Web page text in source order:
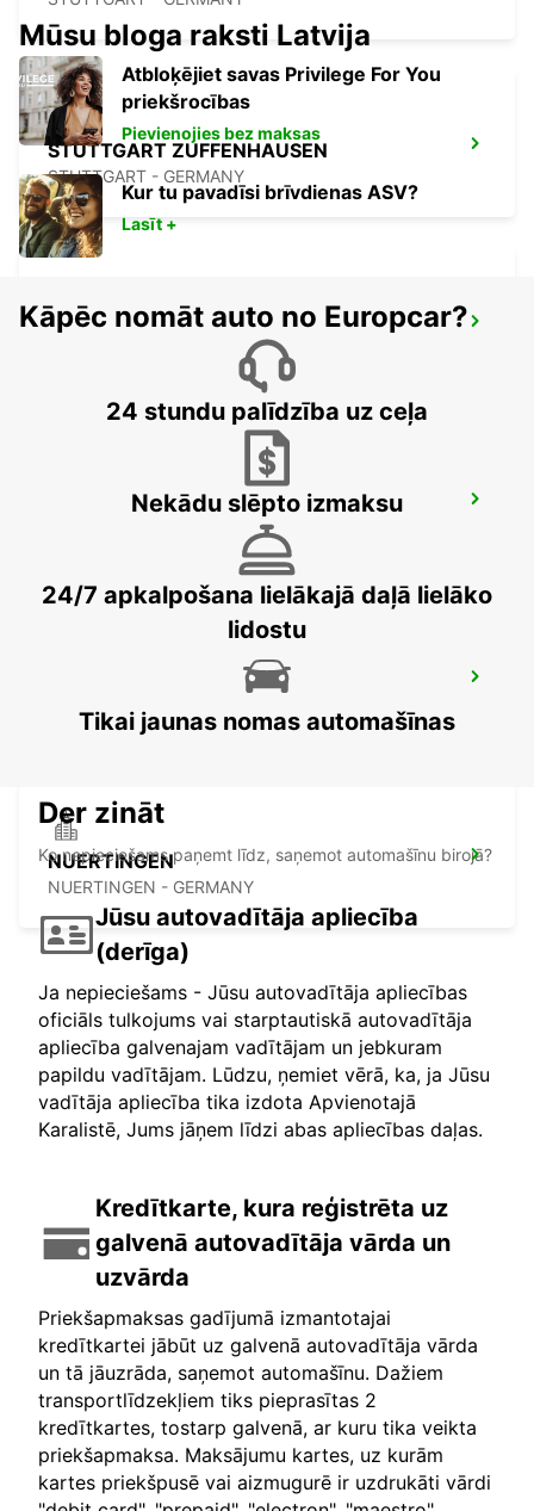
STUTTGART ZUFFENHAUSEN
STUTTGART - GERMANY
ESSLINGEN
WAIBLINGEN
LUDWIGSBURG - GERMANY
NUERTINGEN
NUERTINGEN - GERMANY
Mūsu bloga raksti Latvija
Atbloķējiet savas Privilege For You
priekšrocības
Pievienojies bez maksas
Kur tu pavadīsi brīvdienas ASV?
Lasīt +
Kāpēc nomāt auto no Europcar?
24 stundu palīdzība uz ceļa
Nekādu slēpto izmaksu
24/7 apkalpošana lielākajā daļā lielāko
lidostu
Tikai jaunas nomas automašīnas
Der zināt
Ko nepieciešams paņemt līdz, saņemot automašīnu birojā?
Jūsu autovadītāja apliecība
(derīga)
Ja nepieciešams - Jūsu autovadītāja apliecības
oficiāls tulkojums vai starptautiskā autovadītāja
apliecība galvenajam vadītājam un jebkuram
papildu vadītājam. Lūdzu, ņemiet vērā, ka, ja Jūsu
vadītāja apliecība tika izdota Apvienotajā
Karalistē, Jums jāņem līdzi abas apliecības daļas.
Kredītkarte, kura reģistrēta uz
galvenā autovadītāja vārda un
uzvārda
Priekšapmaksas gadījumā izmantotajai
kredītkartei jābūt uz galvenā autovadītāja vārda
un tā jāuzrāda, saņemot automašīnu. Dažiem
transportlīdzekļiem tiks pieprasītas 2
kredītkartes, tostarp galvenā, ar kuru tika veikta
priekšapmaksa. Maksājumu kartes, uz kurām
kartes priekšpusē vai aizmugurē ir uzdrukāti vārdi